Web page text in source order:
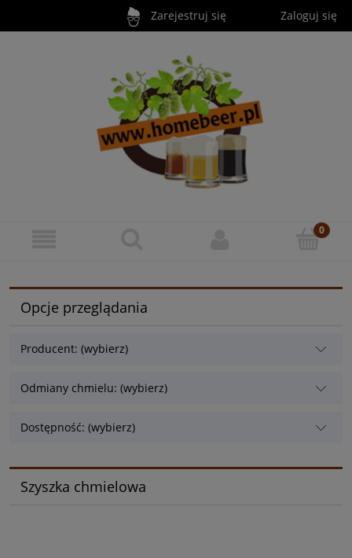
Zarejestruj się Zaloguj się
Opcje przeglądania
Producent: (wybierz)
Odmiany chmielu: (wybierz)
Dostępność: (wybierz)
Szyszka chmielowa